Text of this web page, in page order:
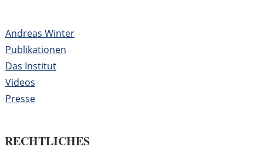
Andreas Winter
Publikationen
Das Institut
Videos
Presse
RECHTLICHES